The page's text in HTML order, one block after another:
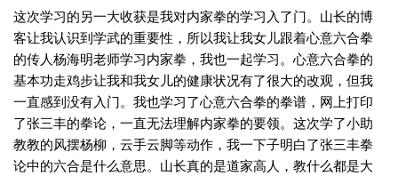
这次学习的另一大收获是我对内家拳的学习入了门。山长的博
客让我认识到学武的重要性，所以我让我女儿跟着心意六合拳
的传人杨海明老师学习内家拳，我也一起学习。心意六合拳的
基本功走鸡步让我和我女儿的健康状况有了很大的改观，但我
一直感到没有入门。我也学习了心意六合拳的拳谱，网上打印
了张三丰的拳论，一直无法理解内家拳的要领。这次学了小助
教教的风摆杨柳，云手云脚等动作，我一下子明白了张三丰拳
论中的六合是什么意思。山长真的是道家高人，教什么都是大